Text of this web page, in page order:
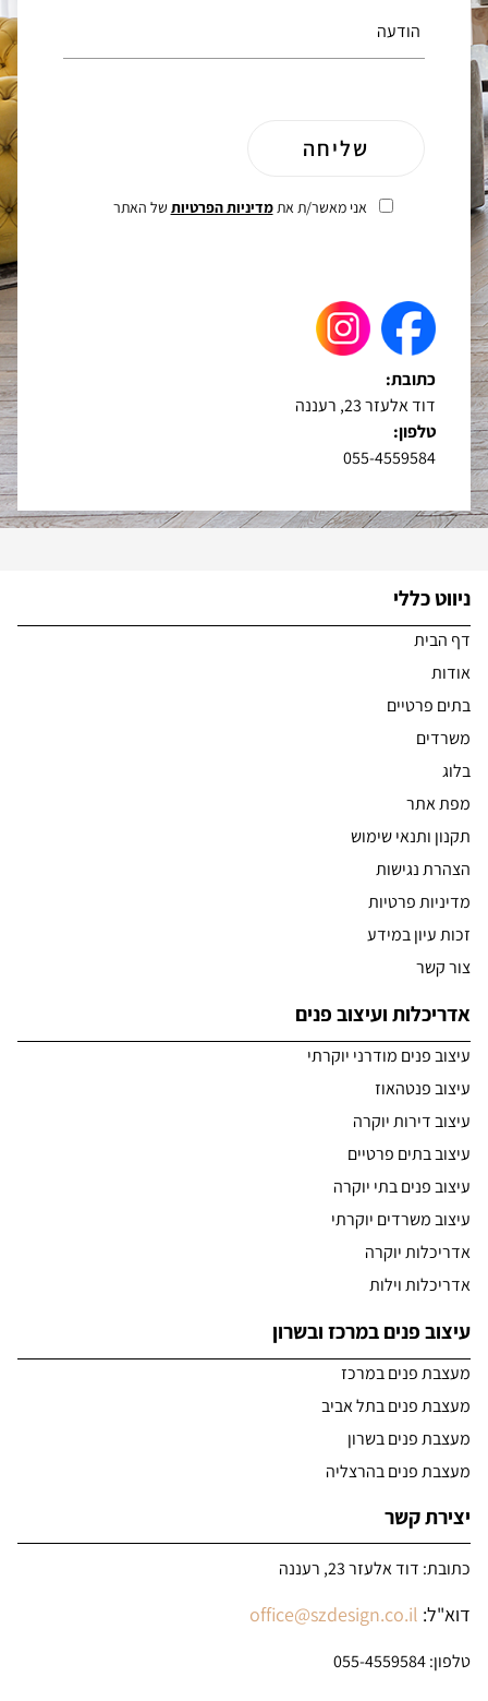
אני מאשר/ת אתמדיניות הפרטיות של האתר
כתובת:
דוד אלעזר 23, רעננה
טלפון:
055-4559584
ניווט כללי
דף הבית
אודות
בתים פרטיים
משרדים
בלוג
מפת אתר
תקנון ותנאי שימוש
הצהרת נגישות
מדיניות פרטיות
זכות עיון במידע
צור קשר
אדריכלות ועיצוב פנים
עיצוב פנים מודרני יוקרתי
עיצוב פנטהאוז
עיצוב דירות יוקרה
עיצוב בתים פרטיים
עיצוב פנים בתי יוקרה
עיצוב משרדים יוקרתי
אדריכלות יוקרה
אדריכלות וילות
עיצוב פנים במרכז ובשרון
מעצבת פנים במרכז
מעצבת פנים בתל אביב
מעצבת פנים בשרון
מעצבת פנים בהרצליה
יצירת קשר
כתובת: דוד אלעזר 23, רעננה
דוא"ל: office@szdesign.co.il
טלפון: